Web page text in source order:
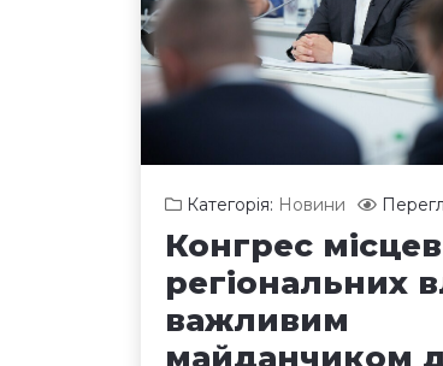
Категорія: Новини
Конгрес
регіональних
важливим
майданчиком